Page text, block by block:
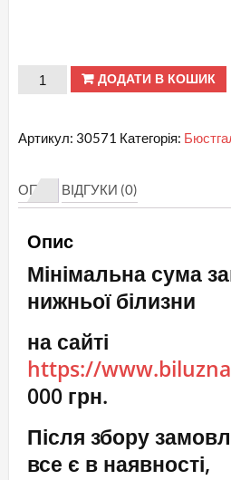
Продані
30571
Бюст
мереживо
кількість
ДОДАТИ В КОШИК
Артикул: 30571 Категорія:
ОПИС ВІДГУКИ (0)
Опис
Мінімальна сума
нижньої білизни
на сайті
https://
000 грн.
Після збору
все є в наявності,